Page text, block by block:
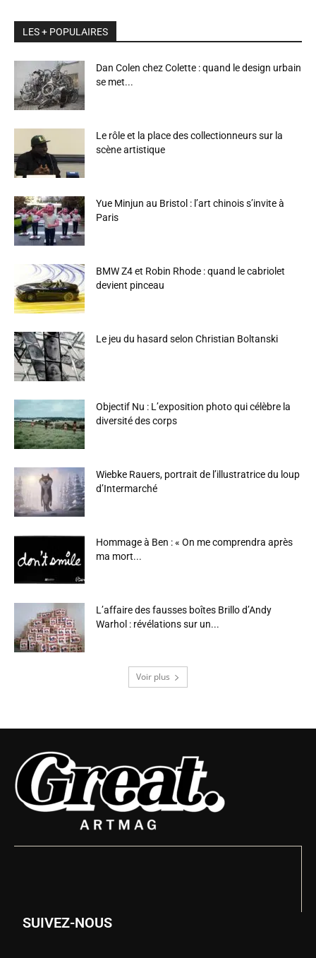
LES + POPULAIRES
Dan Colen chez Colette : quand le design urbain
se met...
Le rôle et la place des collectionneurs sur la
scène artistique
Yue Minjun au Bristol : l’art chinois s’invite à
Paris
BMW Z4 et Robin Rhode : quand le cabriolet
devient pinceau
Le jeu du hasard selon Christian Boltanski
Objectif Nu : L’exposition photo qui célèbre la
diversité des corps
Wiebke Rauers, portrait de l’illustratrice du loup
d’Intermarché
Hommage à Ben : « On me comprendra après
ma mort...
L’affaire des fausses boîtes Brillo d’Andy
Warhol : révélations sur un...
Voir plus
SUIVEZ-NOUS